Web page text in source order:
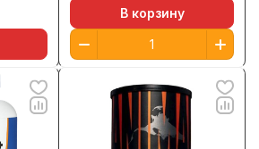
В корзину